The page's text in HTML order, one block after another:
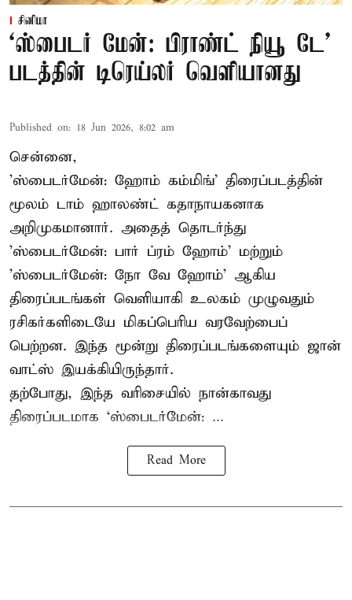
சினிமா
‘ஸ்பைடர் மேன்: பிராண்ட் நியூ டே’
படத்தின் டிரெய்லர் வெளியானது
Published on: 18 Jun 2026, 8:02 am
சென்னை,
'ஸ்பைடர்மேன்: ஹோம் கம்மிங்' திரைப்படத்தின்
மூலம் டாம் ஹாலண்ட் கதாநாயகனாக
அறிமுகமானார். அதைத் தொடர்ந்து
'ஸ்பைடர்மேன்: பார் ப்ரம் ஹோம்' மற்றும்
'ஸ்பைடர்மேன்: நோ வே ஹோம்' ஆகிய
திரைப்படங்கள் வெளியாகி உலகம் முழுவதும்
ரசிகர்களிடையே மிகப்பெரிய வரவேற்பைப்
பெற்றன. இந்த மூன்று திரைப்படங்களையும் ஜான்
வாட்ஸ் இயக்கியிருந்தார்.
தற்போது, இந்த வரிசையில் நான்காவது
திரைப்படமாக ‘ஸ்பைடர்மேன்: ...
Read More